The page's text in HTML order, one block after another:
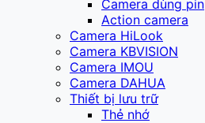
Camera dùng pin
Action camera
Camera HiLook
Camera KBVISION
Camera IMOU
Camera DAHUA
Thiết bị lưu trữ
Thẻ nhớ